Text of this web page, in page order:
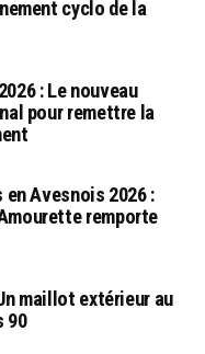
cyclo de la
: Le nouveau
pour remettre la
en Avesnois 2026 :
remporte
maillot extérieur au
90